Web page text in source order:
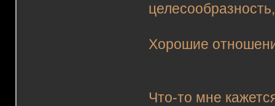
Хорошие
Что-то мне